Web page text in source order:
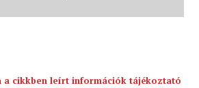
a cikkben leírt információk tájékoztató